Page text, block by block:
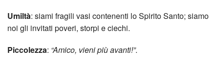
Umiltà: siami fragili vasi contenenti lo Spirito Santo; siamo
noi gli invitati poveri, storpi e ciechi.
Piccolezza: “Amico, vieni più avanti!”.